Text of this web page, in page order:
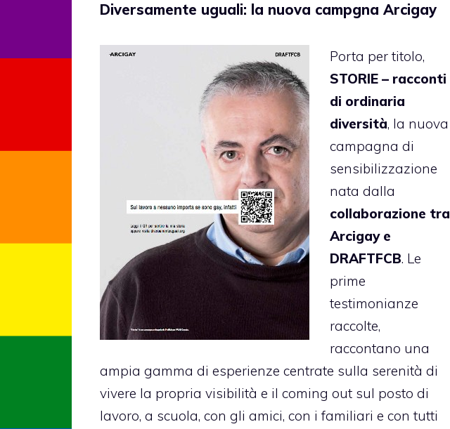
Diversamente uguali: la nuova campgna Arcigay
Porta per titolo,
STORIE – racconti
di ordinaria
diversità, la nuova
campagna di
sensibilizzazione
nata dalla
collaborazione tra
Arcigay e
DRAFTFCB. Le
prime
testimonianze
raccolte,
raccontano una
ampia gamma di esperienze centrate sulla serenità di
vivere la propria visibilità e il coming out sul posto di
lavoro, a scuola, con gli amici, con i familiari e con tutti